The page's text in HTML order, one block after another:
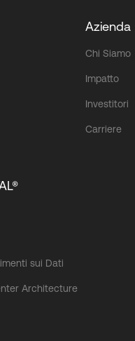
Azienda
Chi Siamo
Impatto
Investitori
Carriere
sui Dati
Architecture